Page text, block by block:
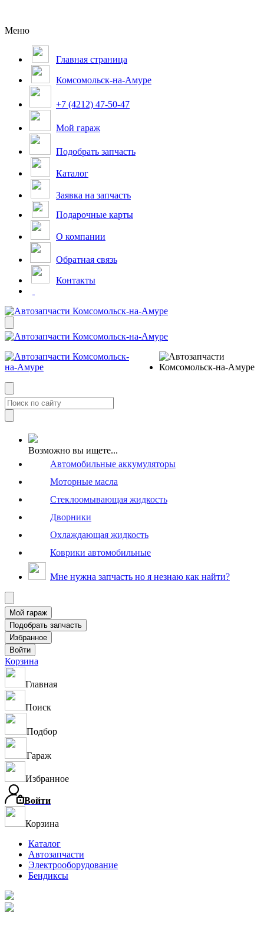
Меню
Главная страница
Комсомольск-на-Амуре
+7 (4212) 47-50-47
Мой гараж
Подобрать запчасть
Каталог
Заявка на запчасть
Подарочные карты
О компании
Обратная связь
Контакты
Возможно вы ищете...
Автомобильные аккумуляторы
Моторные масла
Стеклоомывающая жидкость
Дворники
Охлаждающая жидкость
Коврики автомобильные
Мне нужна запчасть но я незнаю как найти?
Корзина
Главная
Поиск
Подбор
Гараж
Избранное
Войти
Корзина
Каталог
Автозапчасти
Электрооборудование
Бендиксы